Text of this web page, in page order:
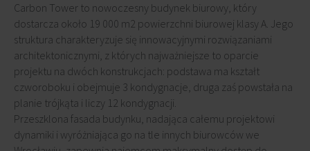
Carbon Tower to nowoczesny budynek biurowy, który
dostarcza około 19 000 m2 powierzchni biurowej klasy A. Jego
struktura charakteryzuje się innowacyjnymi rozwiązaniami
architektonicznymi, z których najważniejsze to oparcie
projektu na dwóch konstrukcjach: podstawa ma kształt
czworoboku i obejmuje 3 kondygnacje, druga zaś powstała na
planie trójkąta i liczy 12 kondygnacji.
Przeszklona fasada budynku, nadająca całemu projektowi
dynamiki i wyróżniająca go na tle innych biurowców we